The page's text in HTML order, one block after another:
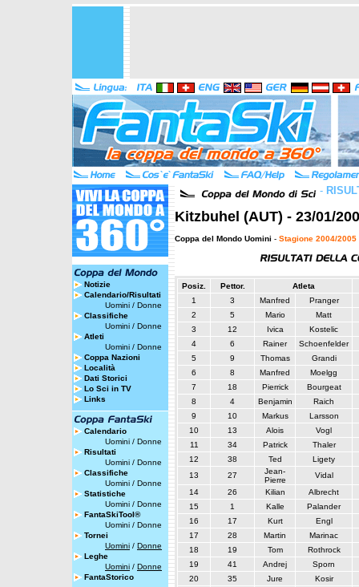
Notizie
Calendario/Risultati
Uomini / Donne
Classifiche
Uomini / Donne
Atleti
Uomini / Donne
Coppa Nazioni
Località
Dati Storici
Lo Sci in TV
Links
Calendario
Uomini / Donne
Risultati
Uomini / Donne
Classifiche
Uomini / Donne
Statistiche
Uomini / Donne
FantaSkiTool®
Uomini / Donne
Tornei
Uomini / Donne
Leghe
Uomini / Donne
FantaStorico
-
Kitzbuhel (AUT) - 23/01/
Coppa del Mondo Uomini - Stagione 2004/2005
Posiz. Pettor.
Atleta
1
3 Manfred
Pranger
2
5 Mario
Matt
3
12 Ivica
Kostelic
4
6 Rainer
Schoenfelder
5
9 Thomas
Grandi
6
8 Manfred
Moelgg
7
18 Pierrick
Bourgeat
8
4 Benjamin
Raich
9
10 Markus
Larsson
10
13 Alois
Vogl
11
34 Patrick
Thaler
12
38 Ted
Ligety
13
27
Jean-
Pierre
Vidal
14
26 Kilian
Albrecht
15
1 Kalle
Palander
16
17 Kurt
Engl
17
28 Martin
Marinac
18
19 Tom
Rothrock
19
41 Andrej
Sporn
20
35 Jure
Kosir